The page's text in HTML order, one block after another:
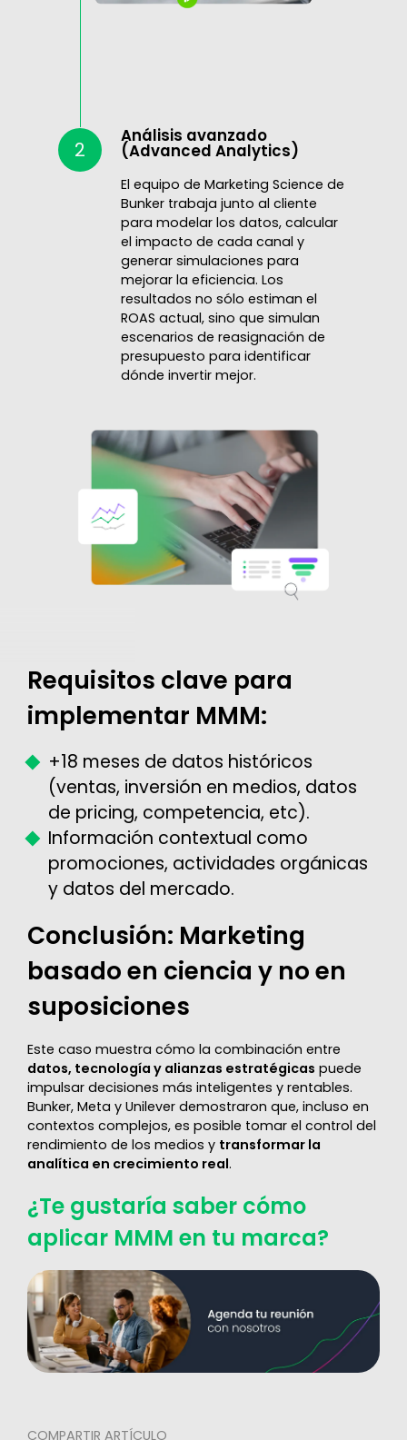
2
Análisis avanzado
(Advanced Analytics)
El equipo de Marketing Science de
Bunker trabaja junto al cliente
para modelar los datos, calcular
el impacto de cada canal y
generar simulaciones para
mejorar la eficiencia. Los
resultados no sólo estiman el
ROAS actual, sino que simulan
escenarios de reasignación de
presupuesto para identificar
dónde invertir mejor.
Requisitos clave para
implementar MMM:
+18 meses de datos históricos
(ventas, inversión en medios, datos
de pricing, competencia, etc).
Información contextual como
promociones, actividades orgánicas
y datos del mercado.
Conclusión: Marketing
basado en ciencia y no en
suposiciones
Este caso muestra cómo la combinación entre
datos, tecnología y alianzas estratégicas puede
impulsar decisiones más inteligentes y rentables.
Bunker, Meta y Unilever demostraron que, incluso en
contextos complejos, es posible tomar el control del
rendimiento de los medios y transformar la
analítica en crecimiento real.
¿Te gustaría saber cómo
aplicar MMM en tu marca?
COMPARTIR ARTÍCULO